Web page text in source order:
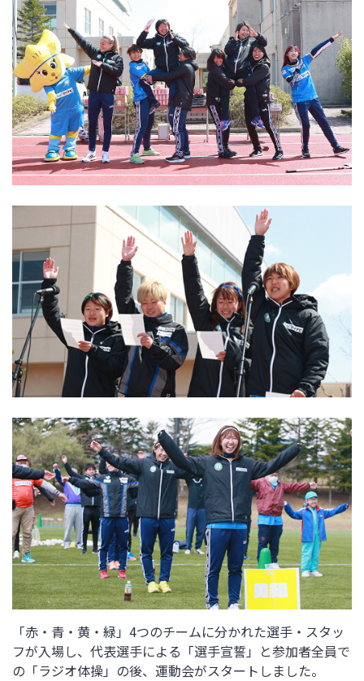
「赤・青・黄・緑」4つのチームに分かれた選手・スタッ
フが入場し、代表選手による「選手宣誓」と参加者全員で
の「ラジオ体操」の後、運動会がスタートしました。